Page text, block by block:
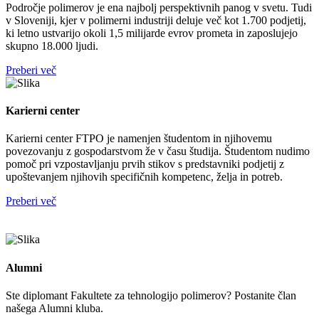
Področje polimerov je ena najbolj perspektivnih panog v svetu. Tudi
v Sloveniji, kjer v polimerni industriji deluje več kot 1.700 podjetij,
ki letno ustvarijo okoli 1,5 milijarde evrov prometa in zaposlujejo
skupno 18.000 ljudi.
Preberi več
Karierni center
Karierni center FTPO je namenjen študentom in njihovemu
povezovanju z gospodarstvom že v času študija. Študentom nudimo
pomoč pri vzpostavljanju prvih stikov s predstavniki podjetij z
upoštevanjem njihovih specifičnih kompetenc, želja in potreb.
Preberi več
Alumni
Ste diplomant Fakultete za tehnologijo polimerov? Postanite član
našega Alumni kluba.